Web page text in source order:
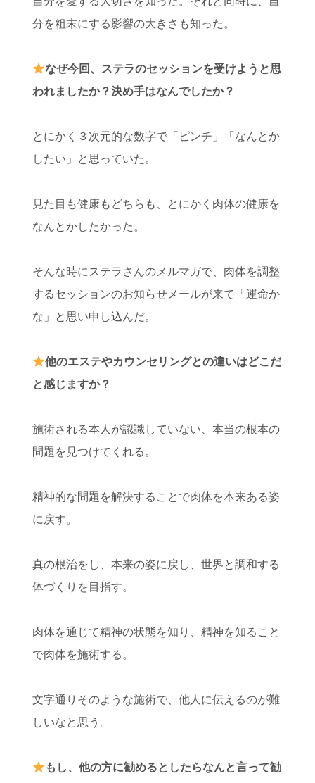
分を粗末にする影響の大きさも知った。
なぜ今回、ステラのセッションを受けようと思
われましたか？決め手はなんでしたか？
とにかく３次元的な数字で「ピンチ」「なんとか
したい」と思っていた。
見た目も健康もどちらも、とにかく肉体の健康を
なんとかしたかった。
そんな時にステラさんのメルマガで、肉体を調整
するセッションのお知らせメールが来て「運命か
な」と思い申し込んだ。
他のエステやカウンセリングとの違いはどこだ
と感じますか？
施術される本人が認識していない、本当の根本の
問題を見つけてくれる。
精神的な問題を解決することで肉体を本来ある姿
に戻す。
真の根治をし、本来の姿に戻し、世界と調和する
体づくりを目指す。
肉体を通じて精神の状態を知り、精神を知ること
で肉体を施術する。
文字通りそのような施術で、他人に伝えるのが難
しいなと思う。
もし、他の方に勧めるとしたらなんと言って勧